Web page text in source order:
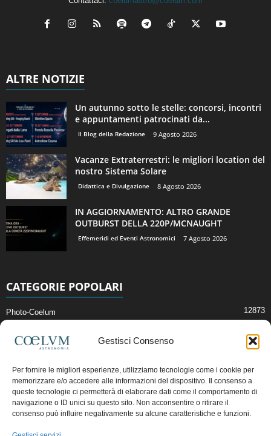
Gestisci Consenso
Per fornire le migliori esperienze, utilizziamo tecnologie come i cookie per
memorizzare e/o accedere alle informazioni del dispositivo. Il consenso a
queste tecnologie ci permetterà di elaborare dati come il comportamento di
navigazione o ID unici su questo sito. Non acconsentire o ritirare il
consenso può influire negativamente su alcune caratteristiche e funzioni.
ALTRE NOTIZIE
Un autunno sotto le stelle: concorsi, incontri
e appuntamenti patrocinati da...
Il Blog della Redazione 9 Agosto 2026
Vacanze Extraterrestri: le migliori location del
nostro Sistema Solare
Didattica e Divulgazione 8 Agosto 2026
IN AGGIORNAMENTO: ALTRO GRANDE
OUTBURST DELLA 220P/MCNAUGHT
Effemeridi ed Eventi Astronomici 7 Agosto 2026
CATEGORIE POPOLARI
Photo-Coelum 12873
News di Astronomia 2412
Cielo del Mese
Astronomia, Astrofisica e Cosmologia
Articoli e Risorse On-Line